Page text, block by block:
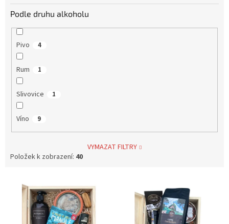
Podle druhu alkoholu
Pivo 4
Rum 1
Slivovice 1
Víno 9
VYMAZAT FILTRY
Položek k zobrazení: 40